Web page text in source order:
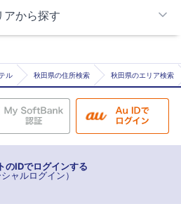
アから探す
ル 秋田県の住所検索 秋田県のエリア検索
のIDでログインする
シャルログイン）